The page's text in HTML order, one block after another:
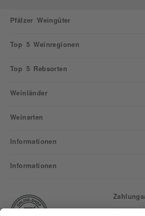
Pfälzer Weingüter
Top 5 Weinregionen
Top 5 Rebsorten
Weinländer
Weinarten
Informationen
Informationen